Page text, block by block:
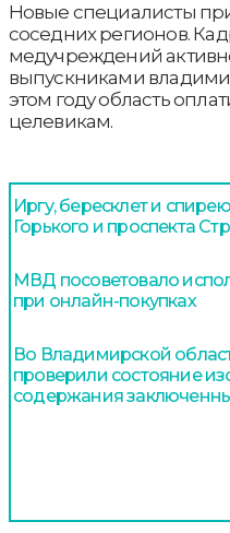
Новые специалисты
соседних регионов.
медучреждений
выпускниками
этом году область
целевикам.
Иргу, бересклет и
Горького и проспекта
МВД посоветовало
при онлайн-покупках
Во Владимирской
проверили состояние
содержания